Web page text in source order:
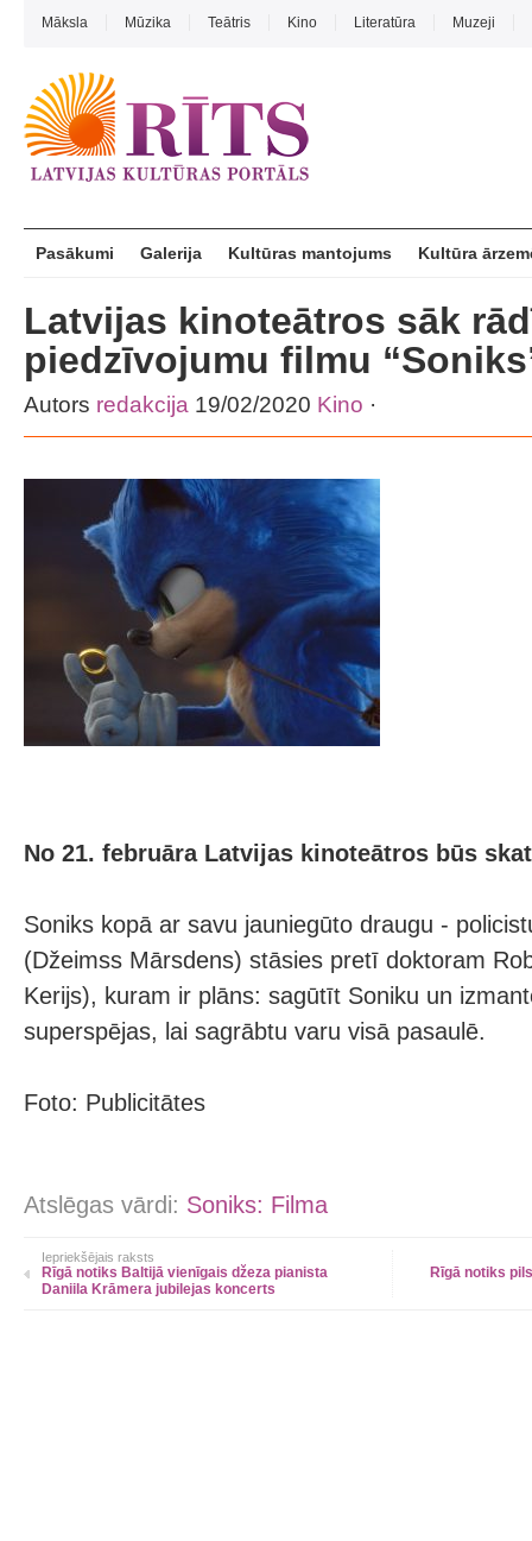
Māksla Mūzika Teātris Kino Literatūra Muzeji
Pasākumi Galerija Kultūras mantojums Kultūra
Latvijas kinoteātros sāk
piedzīvojumu filmu
Autors redakcija 19/02/2020 Kino ·
No 21. februāra Latvijas kinoteātros būs
Soniks kopā ar savu jauniegūto draugu -
(Džeimss Mārsdens) stāsies pretī doktoram
Kerijs), kuram ir plāns: sagūtīt Soniku un
superspējas, lai sagrābtu varu visā pasaulē.
Foto: Publicitātes
Atslēgas vārdi: Soniks: Filma
Iepriekšējais raksts
Rīgā notiks Baltijā vienīgais džeza pianista
Daniila Krāmera jubilejas koncerts
Rīgā notiks